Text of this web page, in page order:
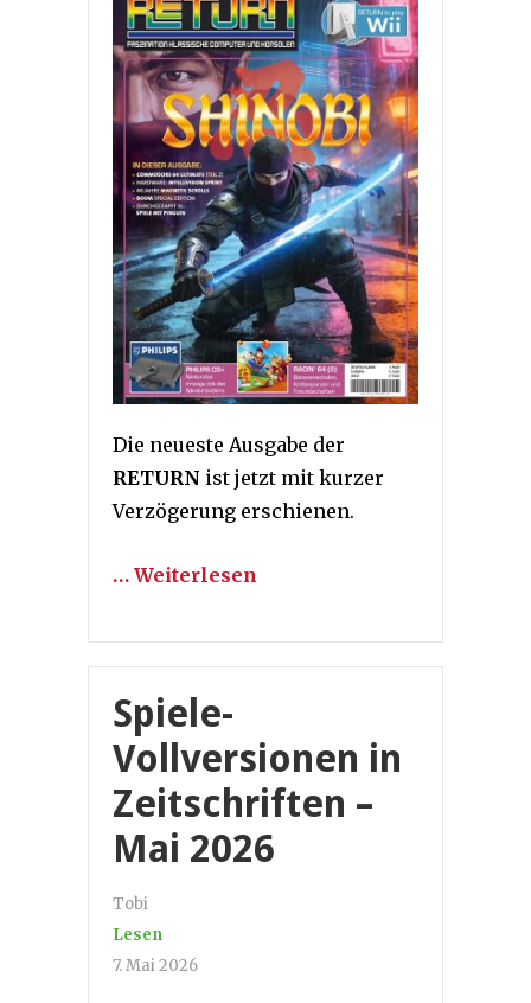
Die neueste Ausgabe der
RETURN ist jetzt mit kurzer
Verzögerung erschienen.
… Weiterlesen
Spiele-
Vollversionen in
Zeitschriften –
Mai 2026
Tobi
Lesen
7. Mai 2026